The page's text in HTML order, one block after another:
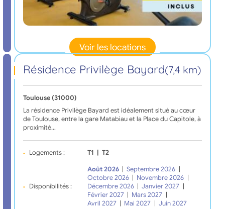
Voir les locations
Résidence Privilège Bayard(7,4 km)
Toulouse (31000)
La résidence Privilège Bayard est idéalement situé au cœur
de Toulouse, entre la gare Matabiau et la Place du Capitole, à
proximité…
Logements : T1 T2
Disponibilités :
Août 2026 Septembre 2026
Octobre 2026
Novembre 2026
Décembre 2026
Janvier 2027
Février 2027
Mars 2027
Avril 2027
Mai 2027
Juin 2027